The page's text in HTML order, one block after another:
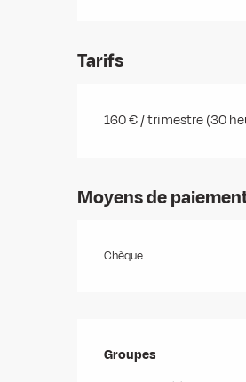
Tarifs
160 € / trimestre (30
Moyens de
Chèque
Groupes
Groupes